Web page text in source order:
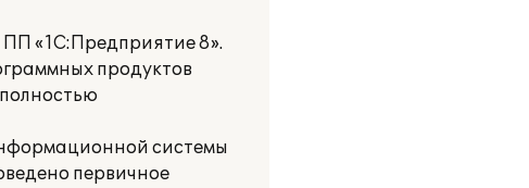
«1С:Предприятие 8».
продуктов
системы
первичное